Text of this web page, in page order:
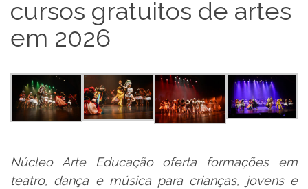
cursos gratuitos de artes
em 2026
Núcleo Arte Educação oferta formações em
teatro, dança e música para crianças, jovens e